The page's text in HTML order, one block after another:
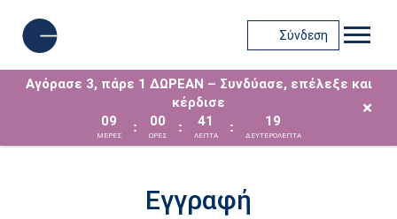
Σύνδεση
Αγόρασε 3, πάρε 1 ΔΩΡΕΑΝ – Συνδύασε, επέλεξε και
κέρδισε
09
ΜΈΡΕΣ
: 00
ΩΡΕΣ
: 41
ΛΕΠΤΑ
: 19
ΔΕΥΤΕΡΟΛΕΠΤΑ
×
Εγγραφή